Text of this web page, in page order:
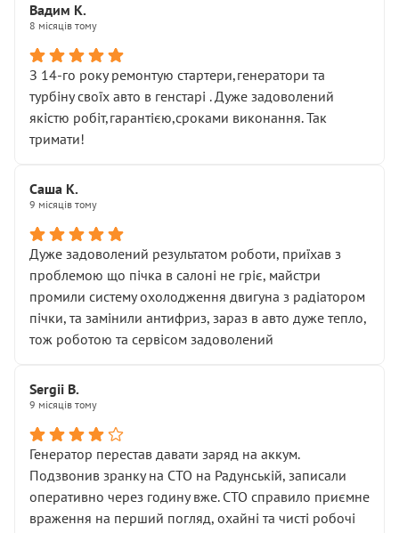
Вадим К.
8 місяців тому
З 14-го року ремонтую стартери,генератори та
турбіну своїх авто в генстарі . Дуже задоволений
якістю робіт,гарантією,сроками виконання. Так
тримати!
Саша К.
9 місяців тому
Дуже задоволений результатом роботи, приїхав з
проблемою що пічка в салоні не гріє, майстри
промили систему охолодження двигуна з радіатором
пічки, та замінили антифриз, зараз в авто дуже тепло,
тож роботою та сервісом задоволений
Sergii B.
9 місяців тому
Генератор перестав давати заряд на аккум.
Подзвонив зранку на СТО на Радунській, записали
оперативно через годину вже. СТО справило приємне
враження на перший погляд, охайні та чисті робочі